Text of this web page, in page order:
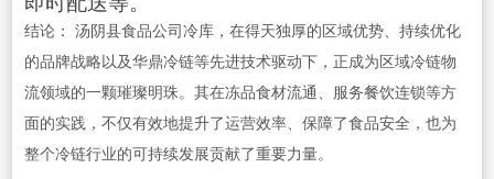
结论： 汤阴县食品公司冷库，在得天独厚的区域优势、持续优化
的品牌战略以及华鼎冷链等先进技术驱动下，正成为区域冷链物
流领域的一颗璀璨明珠。其在冻品食材流通、服务餐饮连锁等方
面的实践，不仅有效地提升了运营效率、保障了食品安全，也为
整个冷链行业的可持续发展贡献了重要力量。